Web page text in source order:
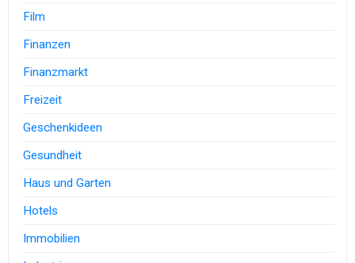
Film
Finanzen
Finanzmarkt
Freizeit
Geschenkideen
Gesundheit
Haus und Garten
Hotels
Immobilien